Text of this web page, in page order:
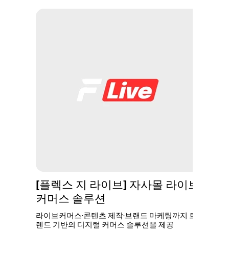
[플렉스 지 라이브] 자사몰 라이브
커머스 솔루션
라이브커머스·콘텐츠 제작·브랜드 마케팅까지 트
렌드 기반의 디지털 커머스 솔루션을 제공